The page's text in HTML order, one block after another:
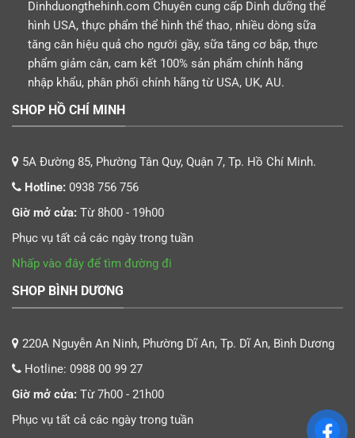
Dinhduongthehinh.com Chuyên cung cấp Dinh dưỡng thể
hình USA, thực phẩm thể hình thể thao, nhiều dòng sữa
tăng cân hiệu quả cho người gầy, sữa tăng cơ bắp, thực
phẩm giảm cân, cam kết 100% sản phẩm chính hãng
nhập khẩu, phân phối chính hãng từ USA, UK, AU.
SHOP HỒ CHÍ MINH
5A Đường 85, Phường Tân Quy, Quận 7, Tp. Hồ Chí Minh.
Hotline: 0938 756 756
Giờ mở cửa: Từ 8h00 - 19h00
Phục vụ tất cả các ngày trong tuần
Nhấp vào đây để tìm đường đi
SHOP BÌNH DƯƠNG
220A Nguyễn An Ninh, Phường Dĩ An, Tp. Dĩ An, Bình Dương
Hotline: 0988 00 99 27
Giờ mở cửa: Từ 7h00 - 21h00
Phục vụ tất cả các ngày trong tuần